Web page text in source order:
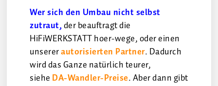
Wer sich den Umbau nicht selbst
zutraut,der beauftragt die
HiFiWERKSTATT hoer-wege, oder einen
unsererautorisierten Partner. Dadurch
wird das Ganze natürlich teurer,
siehe DA-Wandler-Preise. Aber dann gibt